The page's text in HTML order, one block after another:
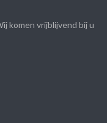
komen vrijblijvend bij u